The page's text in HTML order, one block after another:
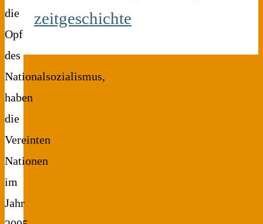
die
Opfer
des
Nationalsozialismus,
haben
die
Vereinten
Nationen
im
Jahr
zeitgeschichte